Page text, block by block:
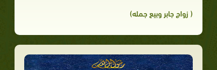
( زواج جابر وبيع جمله)